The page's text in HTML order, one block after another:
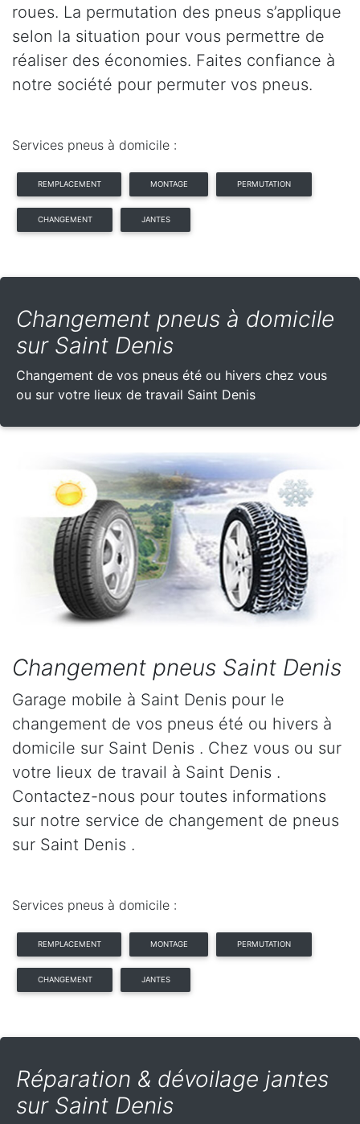
roues. La permutation des pneus s’applique
selon la situation pour vous permettre de
réaliser des économies. Faites confiance à
notre société pour permuter vos pneus.
Services pneus à domicile :
REMPLACEMENT MONTAGE PERMUTATION
CHANGEMENT JANTES
Changement pneus à domicile
sur Saint Denis
Changement de vos pneus été ou hivers chez vous
ou sur votre lieux de travail Saint Denis
Changement pneus Saint Denis
Garage mobile à Saint Denis pour le
changement de vos pneus été ou hivers à
domicile sur Saint Denis . Chez vous ou sur
votre lieux de travail à Saint Denis .
Contactez-nous pour toutes informations
sur notre service de changement de pneus
sur Saint Denis .
Services pneus à domicile :
REMPLACEMENT MONTAGE PERMUTATION
CHANGEMENT JANTES
Réparation & dévoilage jantes
sur Saint Denis